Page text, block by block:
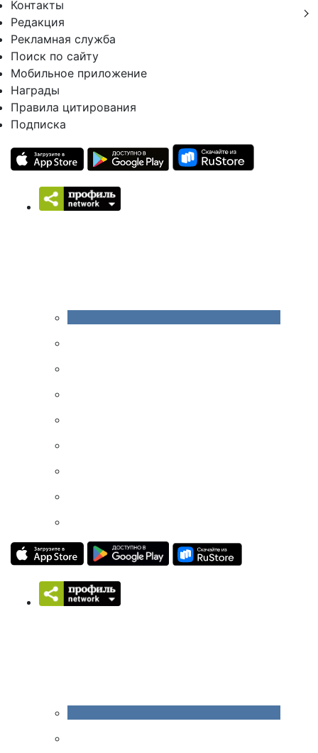
Контакты
Редакция
Рекламная служба
Поиск по сайту
Мобильное приложение
Награды
Правила цитирования
Подписка